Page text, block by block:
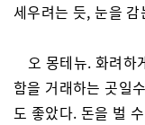
세우려는 듯, 눈을
오 몽테뉴. 화려하
함을 거래하는 곳일
도 좋았다. 돈을 벌